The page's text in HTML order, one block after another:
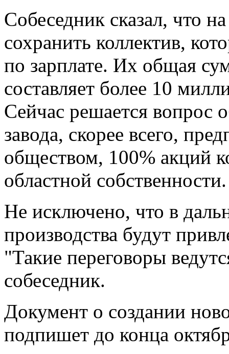
Собеседник сказал, что
сохранить коллектив,
по зарплате. Их общая
составляет более 10
Сейчас решается вопрос
завода, скорее всего,
обществом, 100% акций
областной собственности.
Не исключено, что в
производства будут
"Такие переговоры
собеседник.
Документ о создании
подпишет до конца